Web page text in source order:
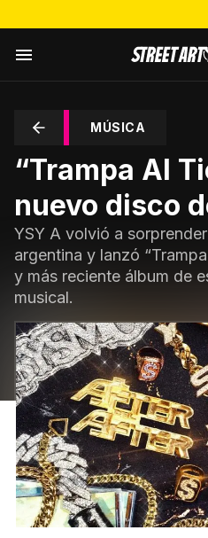
MÚSICA
“Trampa Al
nuevo disco
YSY A volvió a
argentina y lanzó
y más reciente álbum de
musical.